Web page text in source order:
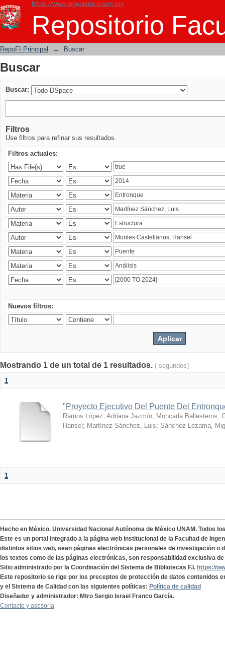
https://www.ingenieria.unam.mx
Repositorio
Buscar
RepoFI Principal → Buscar
Buscar
Buscar:
Filtros
Use filtros para refinar sus resultados.
Filtros actuales:
Nuevos filtros:
Mostrando 1 de un total de 1 resultados. ( segundos)
1
"Proyecto Ejecutivo Del Puente Del
Ramos López, Adriana Jazmín; Moncada Ballesteros,
Hansel ; Martínez Sánchez, Luis; Sánchez Lezama,
1
Hecho en México. Universidad Nacional Autónoma de México UNAM. Todos
Este es un portal integrado a la página web institucional de la Facultad de
distintos sitios web, sean páginas electrónicas personales de investigación o
los textos como de las páginas electrónicas, son responsabilidad exclusiva
Sitio administrado por la Coordinación del Sistema de Bibliotecas F.I. https://
Este repositorio se rige por los preceptos de protección de datos contenidos
y el Sistema de Calidad con las siguientes políticas: Política de calidad
Diseñador y administrador: Mtro Sergio Israel Franco García.
Contacto y asesoría